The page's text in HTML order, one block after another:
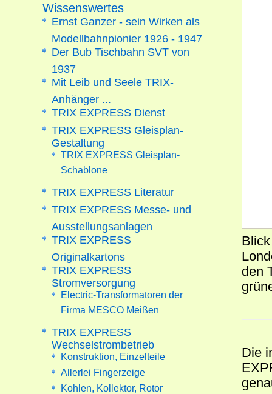
den
Die
Wissenswertes
Ernst Ganzer - sein Wirken als
Modellbahnpionier 1926 - 1947
Der Bub Tischbahn SVT von
1937
Mit Leib und Seele TRIX-
Anhänger ...
TRIX EXPRESS Dienst
TRIX EXPRESS Gleisplan-
Gestaltung
TRIX EXPRESS Gleisplan-
Schablone
TRIX EXPRESS Literatur
TRIX EXPRESS Messe- und
Ausstellungsanlagen
TRIX EXPRESS
Originalkartons
TRIX EXPRESS
Stromversorgung
Electric-Transformatoren der
Firma MESCO Meißen
TRIX EXPRESS
Wechselstrombetrieb
Konstruktion, Einzelteile
Allerlei Fingerzeige
Kohlen, Kollektor, Rotor